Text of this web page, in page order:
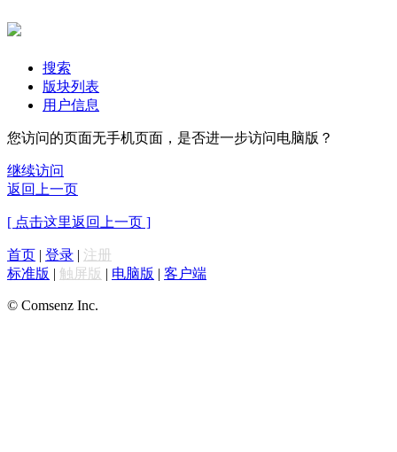
搜索
版块列表
用户信息
您访问的页面无手机页面，是否进一步访问电脑版？
继续访问
返回上一页
[ 点击这里返回上一页 ]
首页 | 登录 | 注册
标准版 | 触屏版 | 电脑版 | 客户端
© Comsenz Inc.